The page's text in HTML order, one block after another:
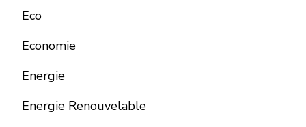
Eco
Economie
Energie
Energie Renouvelable